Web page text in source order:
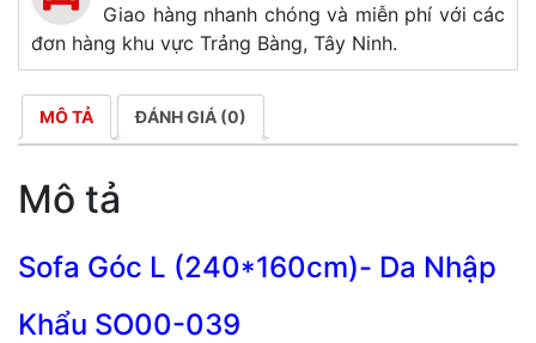
Giao hàng nhanh chóng và miễn phí với các
đơn hàng khu vực Trảng Bàng, Tây Ninh.
MÔ TẢ ĐÁNH GIÁ (0)
Mô tả
Sofa Góc L (240*160cm)- Da Nhập
Khẩu SO00-039